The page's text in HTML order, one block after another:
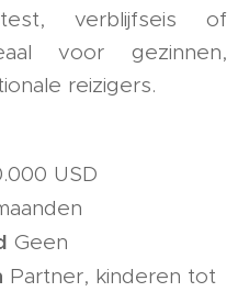
verblijfseis of
voor gezinnen,
reizigers.
USD
Geen
Partner, kinderen tot